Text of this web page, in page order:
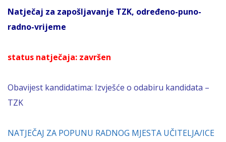
Natječaj za zapošljavanje TZK, određeno-puno-
radno-vrijeme
status natječaja: završen
Obavijest kandidatima: Izvješće o odabiru kandidata –
TZK
NATJEČAJ ZA POPUNU RADNOG MJESTA UČITELJA/ICE